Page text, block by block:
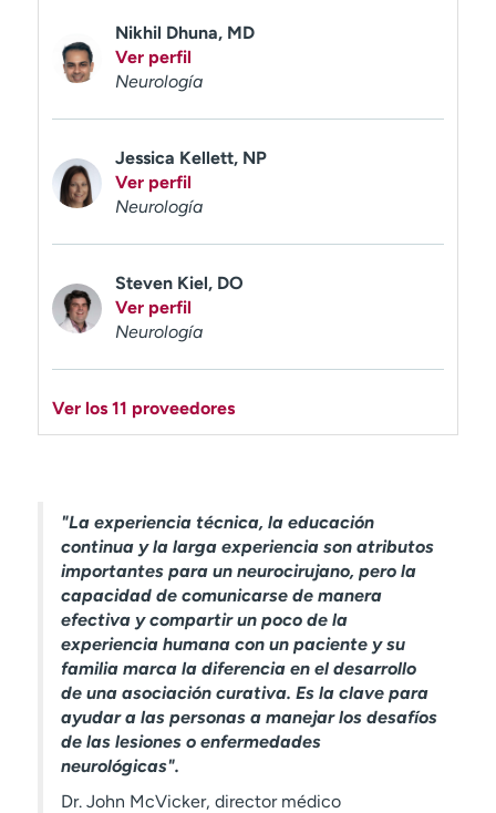
Nikhil Dhuna, MD
Ver perfil
Neurología
Jessica Kellett, NP
Ver perfil
Neurología
Steven Kiel, DO
Ver perfil
Neurología
Ver los 11 proveedores
"La experiencia técnica, la educación
continua y la larga experiencia son atributos
importantes para un neurocirujano, pero la
capacidad de comunicarse de manera
efectiva y compartir un poco de la
experiencia humana con un paciente y su
familia marca la diferencia en el desarrollo
de una asociación curativa. Es la clave para
ayudar a las personas a manejar los desafíos
de las lesiones o enfermedades
neurológicas".
Dr. John McVicker, director médico